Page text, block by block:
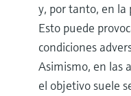
y, por tanto, en la
Esto puede
condiciones
Asimismo, en las
el objetivo suele